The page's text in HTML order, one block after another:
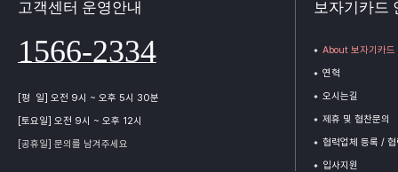
고객센터 운영안내
1566-2334
[평 일] 오전 9시 ~ 오후 5시 30분
[토요일] 오전 9시 ~ 오후 12시
[공휴일] 문의를 남겨주세요
보자기카드
About 보자기카드
연혁
오시는길
제휴 및 협찬문의
협력업체 등록 /
입사지원